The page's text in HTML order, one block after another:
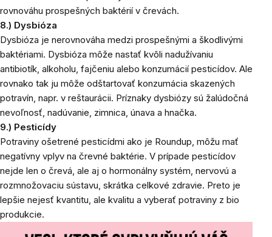
rovnováhu prospešných baktérií v črevách.
8.) Dysbióza
Dysbióza je nerovnováha medzi prospešnými a škodlivými
baktériami. Dysbióza môže nastať kvôli nadužívaniu
antibiotík, alkoholu, fajčeniu alebo konzumácií pesticídov. Ale
rovnako tak ju môže odštartovať konzumácia skazených
potravín, napr. v reštaurácii. Príznaky dysbiózy sú žalúdočná
nevoľnosť, nadúvanie, zimnica, únava a hnačka.
9.) Pesticídy
Potraviny ošetrené pesticídmi ako je Roundup, môžu mať
negatívny vplyv na črevné baktérie. V prípade pesticídov
nejde len o črevá, ale aj o hormonálny systém, nervovú a
rozmnožovaciu sústavu, skrátka celkové zdravie. Preto je
lepšie nejesť kvantitu, ale kvalitu a vyberať potraviny z bio
produkcie.